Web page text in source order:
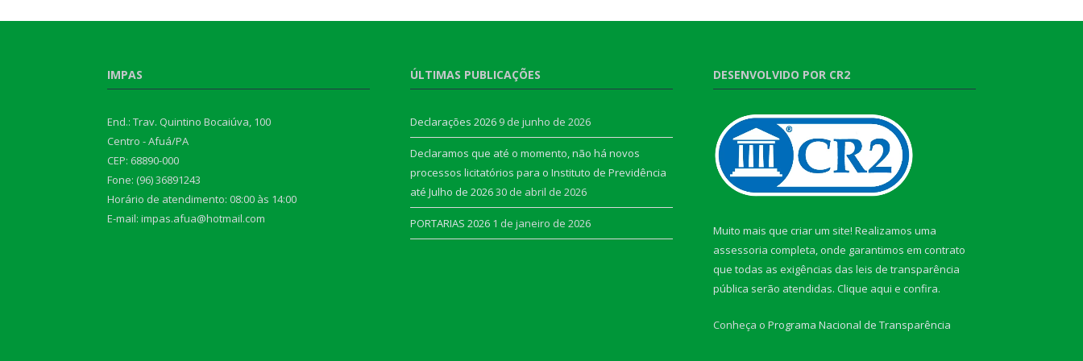
IMPAS
End.: Trav. Quintino Bocaiúva, 100
Centro - Afuá/PA
CEP: 68890-000
Fone: (96) 36891243
Horário de atendimento: 08:00 às 14:00
E-mail: impas.afua@hotmail.com
ÚLTIMAS PUBLICAÇÕES
Declarações 2026 9 de junho de 2026
Declaramos que até o momento, não há novos
processos licitatórios para o Instituto de Previdência
até Julho de 202630 de abril de 2026
PORTARIAS 2026 1 de janeiro de 2026
DESENVOLVIDO POR CR2
Muito mais que criar um site! Realizamos uma
assessoria completa, onde garantimos em contrato
que todas as exigências das leis de transparência
pública serão atendidas. Clique aqui e confira.
Conheça o Programa Nacional de Transparência